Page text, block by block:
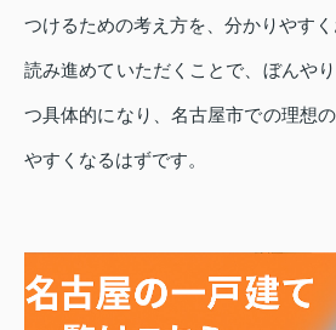
つけるための考え方を、分かりやすく
読み進めていただくことで、ぼんや
つ具体的になり、名古屋市での理想
やすくなるはずです。